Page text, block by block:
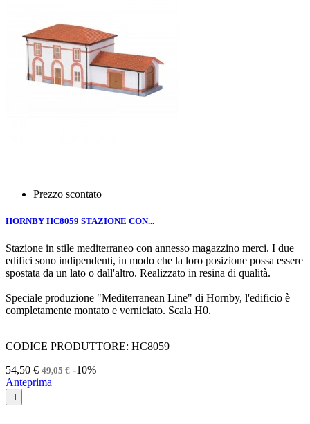
Prezzo scontato
HORNBY HC8059 STAZIONE CON...
Stazione in stile mediterraneo con annesso magazzino merci. I due
edifici sono indipendenti, in modo che la loro posizione possa essere
spostata da un lato o dall'altro. Realizzato in resina di qualità.
Speciale produzione "Mediterranean Line" di Hornby, l'edificio è
completamente montato e verniciato. Scala H0.
CODICE PRODUTTORE: HC8059
54,50 € 49,05 € -10%
Anteprima
